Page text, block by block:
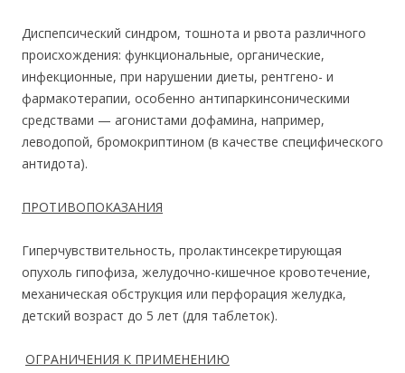
Диспепсический синдром, тошнота и рвота различного
происхождения: функциональные, органические,
инфекционные, при нарушении диеты, рентгено- и
фармакотерапии, особенно антипаркинсоническими
средствами — агонистами дофамина, например,
леводопой, бромокриптином (в качестве специфического
антидота).
ПРОТИВОПОКАЗАНИЯ
Гиперчувствительность, пролактинсекретирующая
опухоль гипофиза, желудочно-кишечное кровотечение,
механическая обструкция или перфорация желудка,
детский возраст до 5 лет (для таблеток).
ОГРАНИЧЕНИЯ К ПРИМЕНЕНИЮ